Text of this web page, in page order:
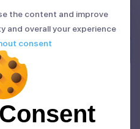
Ý nghĩa và cách
the content and improve
and overall your experience
consent
the content and improve
and overall your experience
consent